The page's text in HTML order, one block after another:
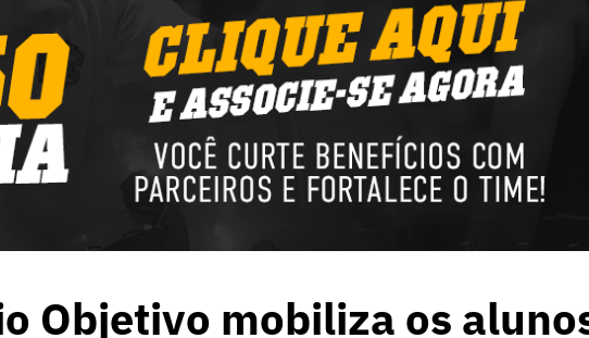
Objetivo mobiliza os